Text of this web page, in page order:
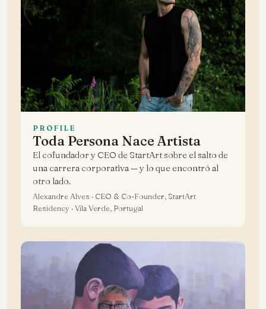
PROFILE
Toda Persona Nace Artista
El cofundador y CEO de StartArt sobre el salto de
una carrera corporativa — y lo que encontró al
otro lado.
Alexandre Alves · CEO & Co-Founder, StartArt
Residency · Vila Verde, Portugal